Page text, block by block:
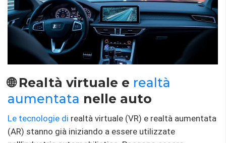
🌐 Realtà virtuale e realtà
aumentata nelle auto
Le tecnologie di realtà virtuale (VR) e realtà aumentata
(AR) stanno già iniziando a essere utilizzate